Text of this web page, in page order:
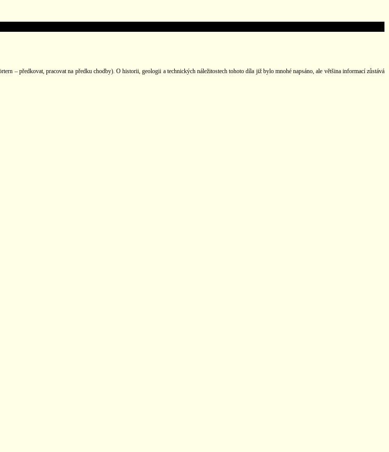
– předkovat, pracovat na předku chodby). O historii, geologii a technických náležitostech tohoto díla již bylo mnohé napsáno, ale většina informací zůstává